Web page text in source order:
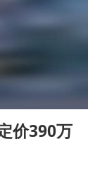
像我妈”
1死1伤
西湖突现狂风暴雨 游客瞬间被浇透
价390万